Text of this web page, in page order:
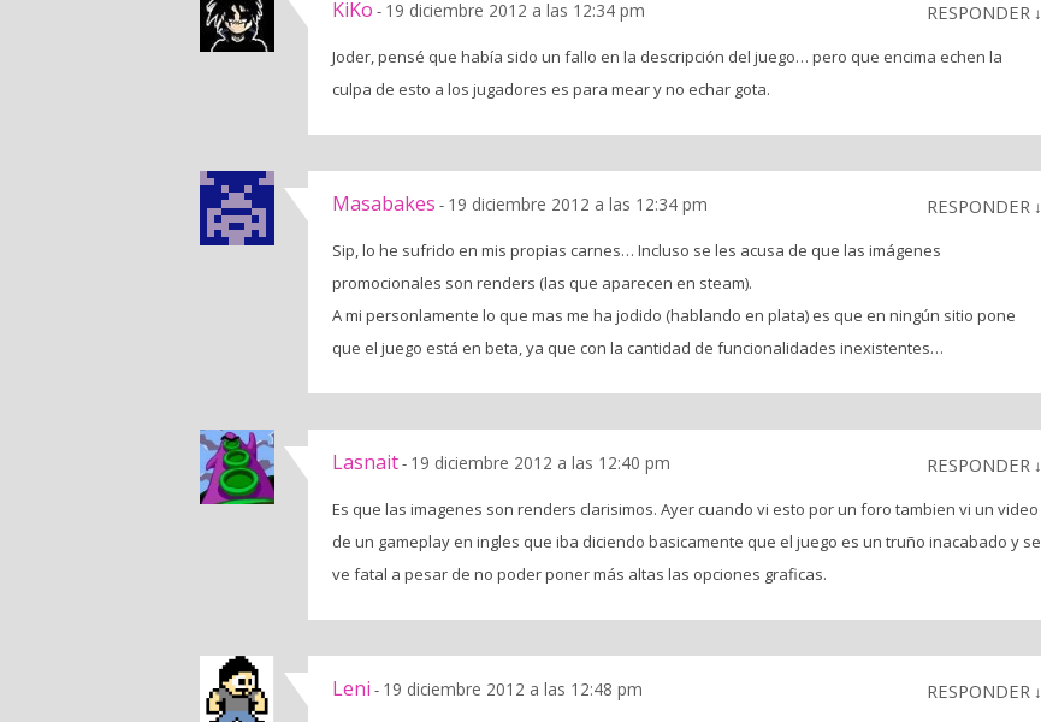
KiKo - 19 diciembre 2012 a las 12:34 pm RESPONDER ↓
Joder, pensé que había sido un fallo en la descripción del juego… pero que encima echen la
culpa de esto a los jugadores es para mear y no echar gota.
Masabakes - 19 diciembre 2012 a las 12:34 pm RESPONDER ↓
Sip, lo he sufrido en mis propias carnes… Incluso se les acusa de que las imágenes
promocionales son renders (las que aparecen en steam).
A mi personlamente lo que mas me ha jodido (hablando en plata) es que en ningún sitio pone
que el juego está en beta, ya que con la cantidad de funcionalidades inexistentes…
Lasnait- 19 diciembre 2012 a las 12:40 pm RESPONDER ↓
Es que las imagenes son renders clarisimos. Ayer cuando vi esto por un foro tambien vi un video
de un gameplay en ingles que iba diciendo basicamente que el juego es un truño inacabado y se
ve fatal a pesar de no poder poner más altas las opciones graficas.
Leni - 19 diciembre 2012 a las 12:48 pm RESPONDER ↓